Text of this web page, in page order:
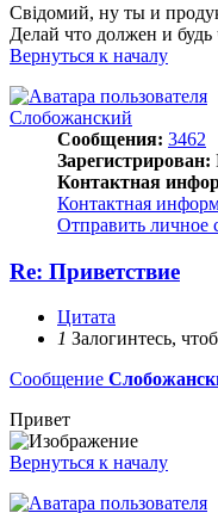
Свідомий, ну ты и
Делай что должен и будь
Вернуться к началу
Слобожанский
Сообщения: 3462
Зарегистрирован:
Контактная
Контактная
Отправить личное
Re: Приветствие
Цитата
1 Залогинтесь,
Сообщение
Привет
Вернуться к началу